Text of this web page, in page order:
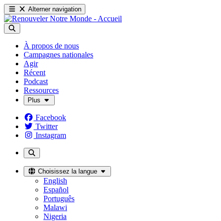
Alterner navigation
À propos de nous
Campagnes nationales
Agir
Récent
Podcast
Ressources
Plus
Facebook
Twitter
Instagram
Choisissez la langue
English
Español
Português
Malawi
Nigeria